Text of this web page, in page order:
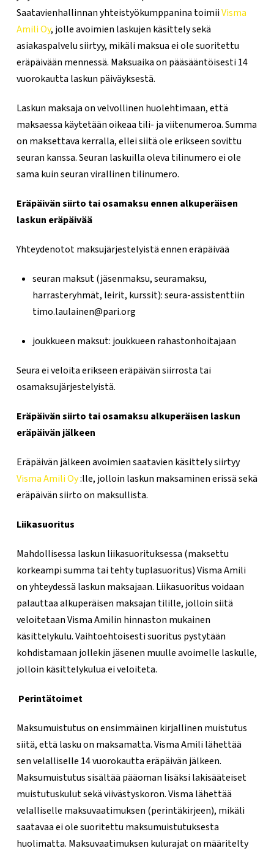
Saatavienhallinnan yhteistyökumppanina toimiiVisma
Amili Oy, jolle avoimien laskujen käsittely sekä
asiakaspalvelu siirtyy, mikäli maksua ei ole suoritettu
eräpäivään mennessä. Maksuaika on pääsääntöisesti 14
vuorokautta laskun päiväyksestä.
Laskun maksaja on velvollinen huolehtimaan, että
maksaessa käytetään oikeaa tili- ja viitenumeroa. Summa
on maksettava kerralla, ellei siitä ole erikseen sovittu
seuran kanssa. Seuran laskuilla oleva tilinumero ei ole
sama kuin seuran virallinen tilinumero.
Eräpäivän siirto tai osamaksu ennen alkuperäisen
laskun eräpäivää
Yhteydenotot maksujärjestelyistä ennen eräpäivää
seuran maksut (jäsenmaksu, seuramaksu,
harrasteryhmät, leirit, kurssit): seura-assistenttiin
timo.laulainen@pari.org
joukkueen maksut: joukkueen rahastonhoitajaan
Seura ei veloita erikseen eräpäivän siirrosta tai
osamaksujärjestelyistä.
Eräpäivän siirto tai osamaksu alkuperäisen laskun
eräpäivän jälkeen
Eräpäivän jälkeen avoimien saatavien käsittely siirtyy
Visma Amili Oy:lle, jolloin laskun maksaminen erissä sekä
eräpäivän siirto on maksullista.
Liikasuoritus
Mahdollisessa laskun liikasuorituksessa (maksettu
korkeampi summa tai tehty tuplasuoritus) Visma Amili
on yhteydessä laskun maksajaan. Liikasuoritus voidaan
palauttaa alkuperäisen maksajan tilille, jolloin siitä
veloitetaan Visma Amilin hinnaston mukainen
käsittelykulu. Vaihtoehtoisesti suoritus pystytään
kohdistamaan jollekin jäsenen muulle avoimelle laskulle,
jolloin käsittelykulua ei veloiteta.
Perintätoimet
Maksumuistutus on ensimmäinen kirjallinen muistutus
siitä, että lasku on maksamatta. Visma Amili lähettää
sen velalliselle 14 vuorokautta eräpäivän jälkeen.
Maksumuistutus sisältää pääoman lisäksi lakisääteiset
muistutuskulut sekä viivästyskoron. Visma lähettää
velalliselle maksuvaatimuksen (perintäkirjeen), mikäli
saatavaa ei ole suoritettu maksumuistutuksesta
huolimatta. Maksuvaatimuksen kulurajat on määritelty